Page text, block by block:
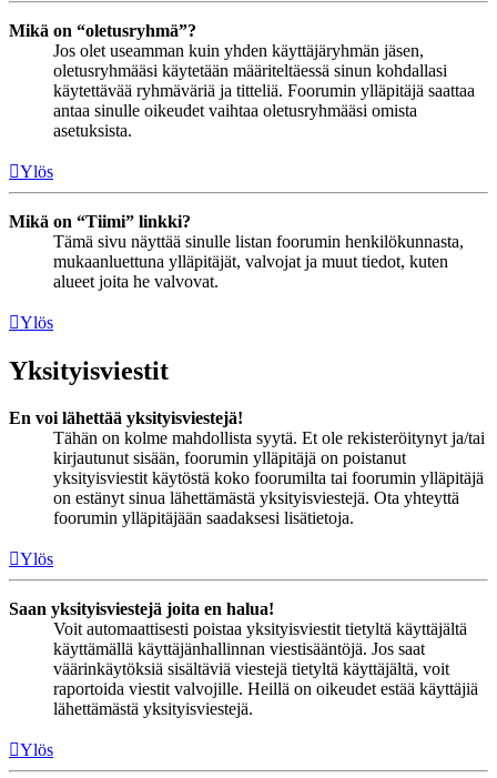
Mikä on “oletusryhmä”?
Jos olet useamman kuin yhden käyttäjäryhmän jäsen,
oletusryhmääsi käytetään määriteltäessä sinun kohdallasi
käytettävää ryhmäväriä ja titteliä. Foorumin ylläpitäjä saattaa
antaa sinulle oikeudet vaihtaa oletusryhmääsi omista
asetuksista.
Ylös
Mikä on “Tiimi” linkki?
Tämä sivu näyttää sinulle listan foorumin henkilökunnasta,
mukaanluettuna ylläpitäjät, valvojat ja muut tiedot, kuten
alueet joita he valvovat.
Ylös
Yksityisviestit
En voi lähettää yksityisviestejä!
Tähän on kolme mahdollista syytä. Et ole rekisteröitynyt ja/tai
kirjautunut sisään, foorumin ylläpitäjä on poistanut
yksityisviestit käytöstä koko foorumilta tai foorumin ylläpitäjä
on estänyt sinua lähettämästä yksityisviestejä. Ota yhteyttä
foorumin ylläpitäjään saadaksesi lisätietoja.
Ylös
Saan yksityisviestejä joita en halua!
Voit automaattisesti poistaa yksityisviestit tietyltä käyttäjältä
käyttämällä käyttäjänhallinnan viestisääntöjä. Jos saat
väärinkäytöksiä sisältäviä viestejä tietyltä käyttäjältä, voit
raportoida viestit valvojille. Heillä on oikeudet estää käyttäjiä
lähettämästä yksityisviestejä.
Ylös